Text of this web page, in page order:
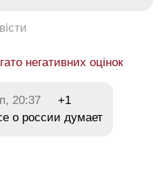
негативних оцінок
20:37
+1
о россии думает